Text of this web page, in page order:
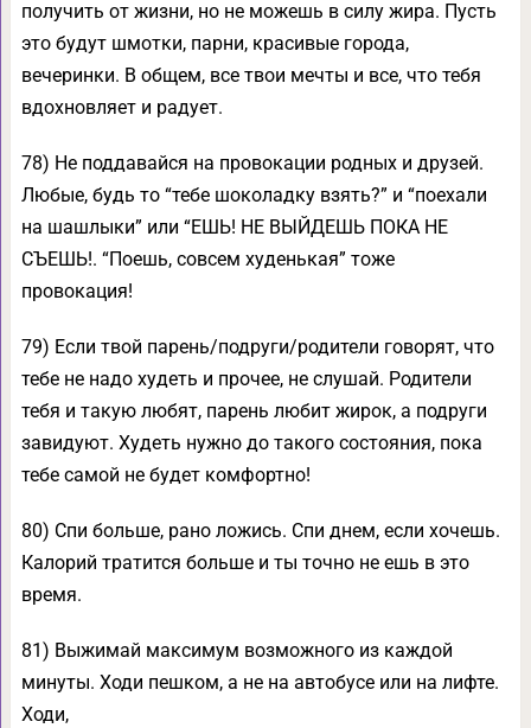
получить от жизни, но не можешь в силу жира. Пусть
это будут шмотки, парни, красивые города,
вечеринки. В общем, все твои мечты и все, что тебя
вдохновляет и радует.
78) Не поддавайся на провокации родных и друзей.
Любые, будь то “тебе шоколадку взять?” и “поехали
на шашлыки” или “ЕШЬ! НЕ ВЫЙДЕШЬ ПОКА НЕ
СЪЕШЬ!. “Поешь, совсем худенькая” тоже
провокация!
79) Если твой парень/подруги/родители говорят, что
тебе не надо худеть и прочее, не слушай. Родители
тебя и такую любят, парень любит жирок, а подруги
завидуют. Худеть нужно до такого состояния, пока
тебе самой не будет комфортно!
80) Спи больше, рано ложись. Спи днем, если хочешь.
Калорий тратится больше и ты точно не ешь в это
время.
81) Выжимай максимум возможного из каждой
минуты. Ходи пешком, а не на автобусе или на лифте.
Ходи,